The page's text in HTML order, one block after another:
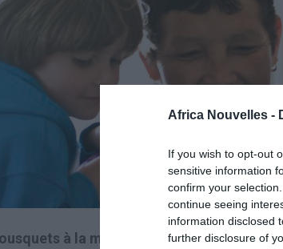
Africa Nouvelles -
If you wish to opt-out
sensitive information
confirm your
continue seeing
information disclosed
further disclosure of
à la mosquée!